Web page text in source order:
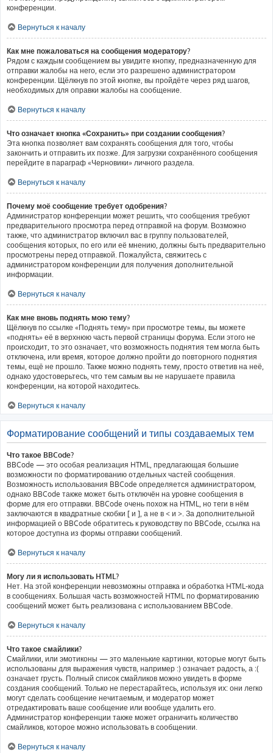
конференции.
Вернуться к началу
Как мне пожаловаться на сообщения модератору?
Рядом с каждым сообщением вы увидите кнопку, предназначенную для
отправки жалобы на него, если это разрешено администратором
конференции. Щёлкнув по этой кнопке, вы пройдёте через ряд шагов,
необходимых для оправки жалобы на сообщение.
Вернуться к началу
Что означает кнопка «Сохранить» при создании сообщения?
Эта кнопка позволяет вам сохранять сообщения для того, чтобы
закончить и отправить их позже. Для загрузки сохранённого сообщения
перейдите в параграф «Черновики» личного раздела.
Вернуться к началу
Почему моё сообщение требует одобрения?
Администратор конференции может решить, что сообщения требуют
предварительного просмотра перед отправкой на форум. Возможно
также, что администратор включил вас в группу пользователей,
сообщения которых, по его или её мнению, должны быть предварительно
просмотрены перед отправкой. Пожалуйста, свяжитесь с
администратором конференции для получения дополнительной
информации.
Вернуться к началу
Как мне вновь поднять мою тему?
Щёлкнув по ссылке «Поднять тему» при просмотре темы, вы можете
«поднять» её в верхнюю часть первой страницы форума. Если этого не
происходит, то это означает, что возможность поднятия тем могла быть
отключена, или время, которое должно пройти до повторного поднятия
темы, ещё не прошло. Также можно поднять тему, просто ответив на неё,
однако удостоверьтесь, что тем самым вы не нарушаете правила
конференции, на которой находитесь.
Вернуться к началу
Форматирование сообщений и типы создаваемых тем
Что такое BBCode?
BBCode — это особая реализация HTML, предлагающая большие
возможности по форматированию отдельных частей сообщения.
Возможность использования BBCode определяется администратором,
однако BBCode также может быть отключён на уровне сообщения в
форме для его отправки. BBCode очень похож на HTML, но теги в нём
заключаются в квадратные скобки [ и ], а не в < и >. За дополнительной
информацией о BBCode обратитесь к руководству по BBCode, ссылка на
которое доступна из формы отправки сообщений.
Вернуться к началу
Могу ли я использовать HTML?
Нет. На этой конференции невозможны отправка и обработка HTML-кода
в сообщениях. Большая часть возможностей HTML по форматированию
сообщений может быть реализована с использованием BBCode.
Вернуться к началу
Что такое смайлики?
Смайлики, или эмотиконы — это маленькие картинки, которые могут быть
использованы для выражения чувств, например :) означает радость, а :(
означает грусть. Полный список смайликов можно увидеть в форме
создания сообщений. Только не перестарайтесь, используя их: они легко
могут сделать сообщение нечитаемым, и модератор может
отредактировать ваше сообщение или вообще удалить его.
Администратор конференции также может ограничить количество
смайликов, которое можно использовать в сообщении.
Вернуться к началу